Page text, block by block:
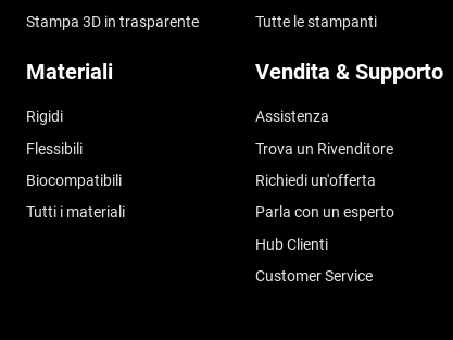
Stampa 3D in trasparente
Tutte le stampanti
Materiali
Rigidi
Flessibili
Biocompatibili
Tutti i materiali
Vendita & Supporto
Assistenza
Trova un Rivenditore
Richiedi un'offerta
Parla con un esperto
Hub Clienti
Customer Service